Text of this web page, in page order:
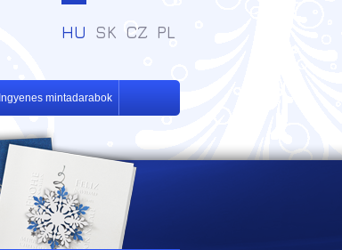
PL
CZ
SK
HU
Ingyenes mintadarabok